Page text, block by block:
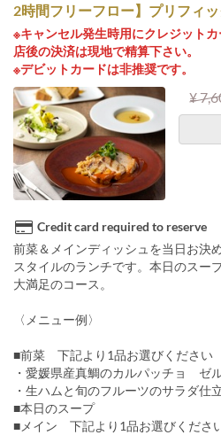
2時間フリーフロー】プリフィ
※キャンセル発生時用にクレジット
店後の決済は現地で精算下さい。
※デビットカードは非推奨です。
¥
Credit card required to reserve
前菜＆メインディッシュを当日お決
スタイルのランチです。本日のスー
大満足のコース。
〈メニュー例〉
■前菜 下記より1品お選びください
・愛媛県産真鯛のカルパッチョ ゼ
・生ハムと旬のフルーツのサラダ
■本日のスープ
■メイン 下記より1品お選びくださ